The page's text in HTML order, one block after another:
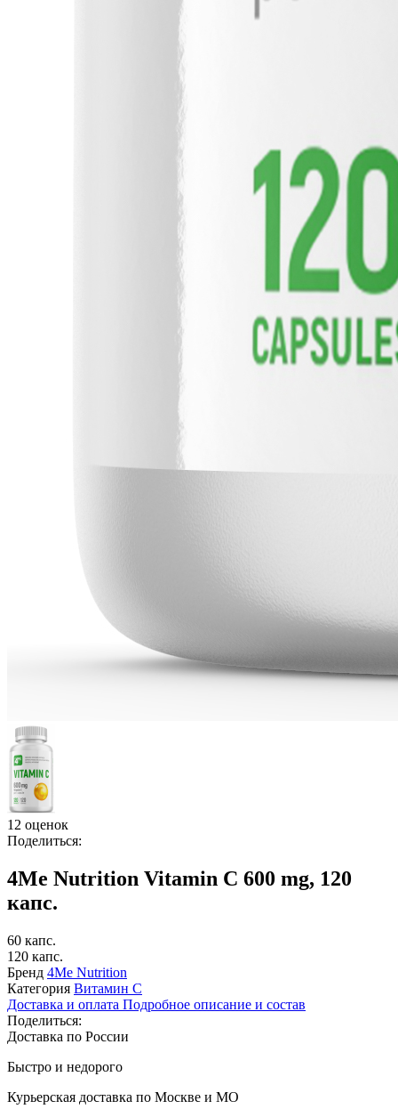
12 оценок
Поделиться:
4Me Nutrition Vitamin C 600 mg, 120
капс.
60 капс.
120 капс.
Бренд 4Me Nutrition
Категория Витамин C
Доставка и оплата Подробное описание и состав
Поделиться:
Доставка по России
Быстро и недорого
Курьерская доставка по Москве и МО